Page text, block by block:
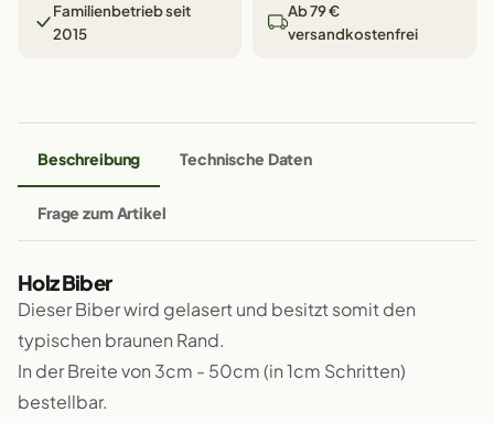
Familienbetrieb seit
2015
Ab 79 €
versandkostenfrei
Beschreibung Technische Daten
Frage zum Artikel
Holz Biber
Dieser Biber wird gelasert und besitzt somit den
typischen braunen Rand.
In der Breite von 3cm - 50cm (in 1cm Schritten)
bestellbar.